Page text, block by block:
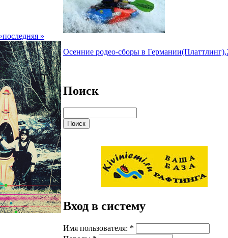
последняя »
Осенние родео-сборы в
Поиск
Вход в систему
Имя пользователя: *